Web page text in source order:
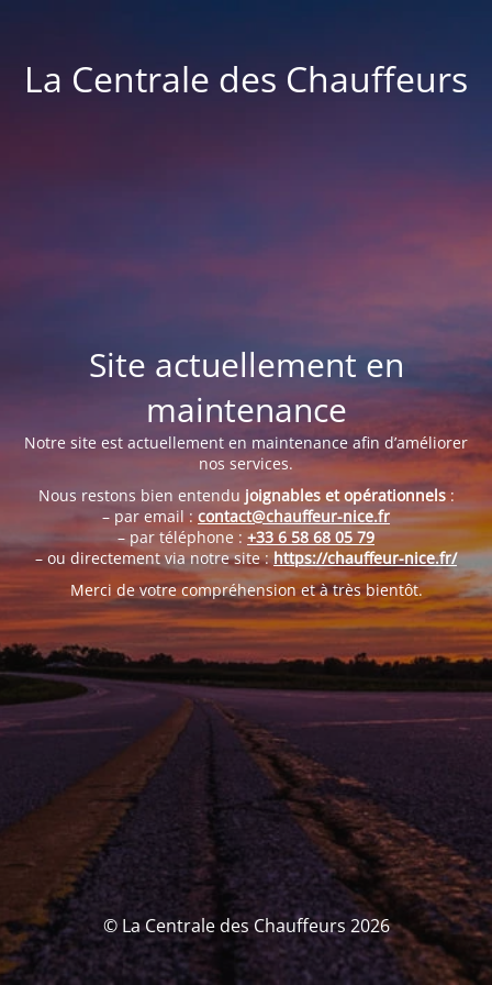
La Centrale des Chauffeurs
Site actuellement en
maintenance
Notre site est actuellement en maintenance afin d’améliorer
nos services.
Nous restons bien entendu joignables et opérationnels:
– par email :contact@chauffeur-nice.fr
– par téléphone : +33 6 58 68 05 79
– ou directement via notre site :https://chauffeur-nice.fr/
Merci de votre compréhension et à très bientôt.
© La Centrale des Chauffeurs 2026